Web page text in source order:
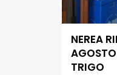
NEREA
AGOSTO
TRIGO